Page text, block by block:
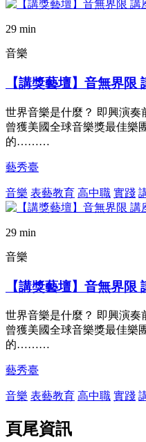
29 min
音樂
【講獎藝壇】音無界限
世界音樂是什麼？ 即興演
曾獲美國全球音樂獎最佳樂
的………
藝秀臺
音樂 表藝教育 高中職 實踐
29 min
音樂
【講獎藝壇】音無界限
世界音樂是什麼？ 即興演
曾獲美國全球音樂獎最佳樂
的………
藝秀臺
音樂 表藝教育 高中職 實踐
頁尾資訊